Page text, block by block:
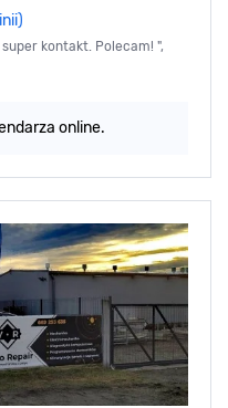
kontakt. Polecam! ",
online.